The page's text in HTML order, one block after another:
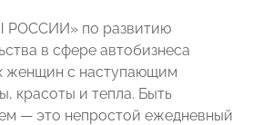
РОССИИ» по развитию
в сфере автобизнеса
женщин с наступающим
красоты и тепла. Быть
— это непростой ежедневный